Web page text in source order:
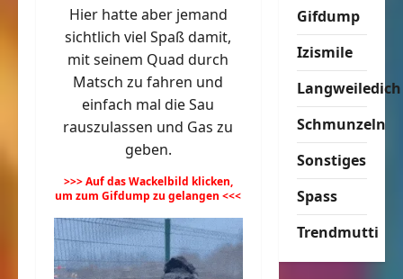
Hier hatte aber jemand
sichtlich viel Spaß damit,
mit seinem Quad durch
Matsch zu fahren und
einfach mal die Sau
rauszulassen und Gas zu
geben.
>>> Auf das Wackelbild klicken,
um zum Gifdump zu gelangen <<<
Gifdump
Izismile
Langweiledich
Schmunzeln
Sonstiges
Spass
Trendmutti